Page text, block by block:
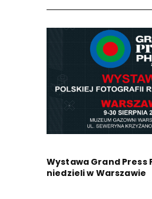
Wystawa Grand Press
niedzieli w Warszawie